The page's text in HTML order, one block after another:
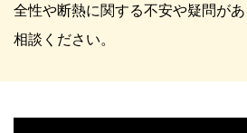
全性や断熱に関する不安や疑問が
相談ください。